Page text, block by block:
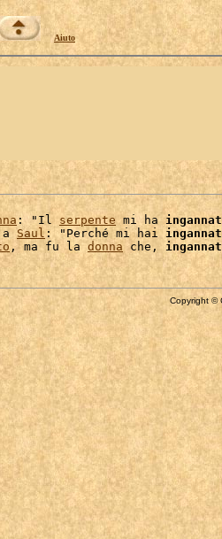
Aiuto
: "Il serpente mi ha
a Saul : "Perché mi hai
, ma fu la donna che,
Copyright ©